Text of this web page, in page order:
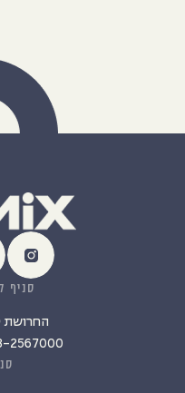
סניף
החרושת 19, אזור תעשייה
, 0502481010